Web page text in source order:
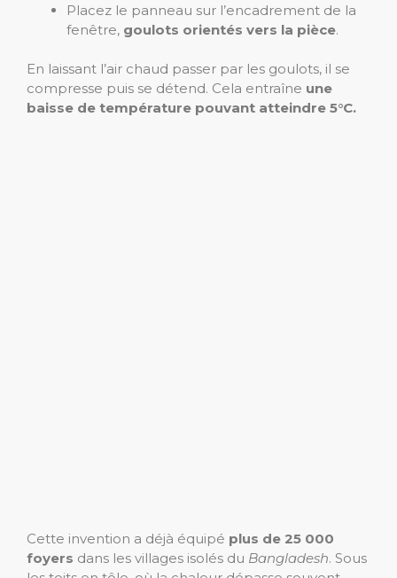
Placez le panneau sur l’encadrement de la
fenêtre, goulots orientés vers la pièce.
En laissant l’air chaud passer par les goulots, il se
compresse puis se détend. Cela entraîne une
baisse de température pouvant atteindre 5°C.
Cette invention a déjà équipé plus de 25 000
foyers dans les villages isolés du Bangladesh. Sous